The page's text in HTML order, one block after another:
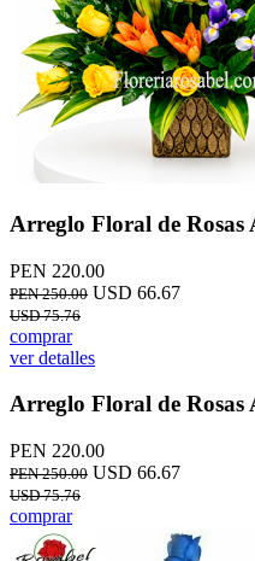
Arreglo Floral de Rosas
PEN 220.00
PEN 250.00 USD 66.67
USD 75.76
comprar
ver detalles
Arreglo Floral de Rosas
PEN 220.00
PEN 250.00 USD 66.67
USD 75.76
comprar